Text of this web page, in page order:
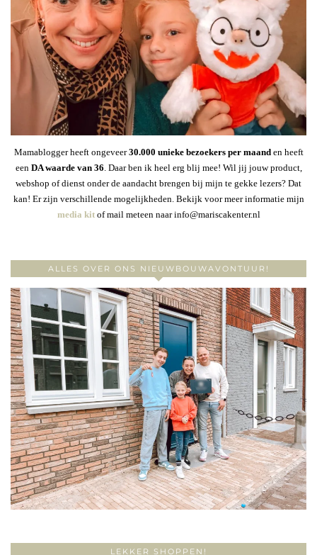
Mamablogger heeft ongeveer30.000 unieke bezoekers per maanden heeft
een DA waarde van 36 . Daar ben ik heel erg blij mee! Wil jij jouw product,
webshop of dienst onder de aandacht brengen bij mijn te gekke lezers? Dat
kan! Er zijn verschillende mogelijkheden. Bekijk voor meer informatie mijn
media kitof mail meteen naar info@mariscakenter.nl
ALLES OVER ONS NIEUWBOUWAVONTUUR!
LEKKER SHOPPEN!